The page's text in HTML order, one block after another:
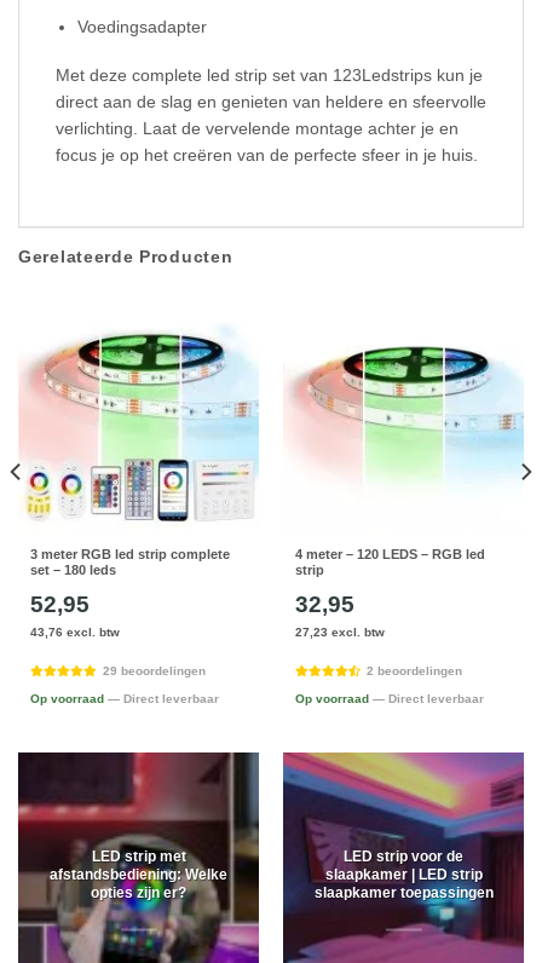
Voedingsadapter
Met deze complete led strip set van 123Ledstrips kun je
direct aan de slag en genieten van heldere en sfeervolle
verlichting. Laat de vervelende montage achter je en
focus je op het creëren van de perfecte sfeer in je huis.
Gerelateerde Producten
3 meter RGB led strip complete
set – 180 leds
52,95
43,76 excl. btw
29 beoordelingen
Op voorraad — Direct leverbaar
4 meter – 120 LEDS – RGB led
strip
32,95
27,23 excl. btw
2 beoordelingen
Op voorraad — Direct leverbaar
LED strip met
afstandsbediening: Welke
opties zijn er?
LED strip voor de
slaapkamer | LED strip
slaapkamer toepassingen